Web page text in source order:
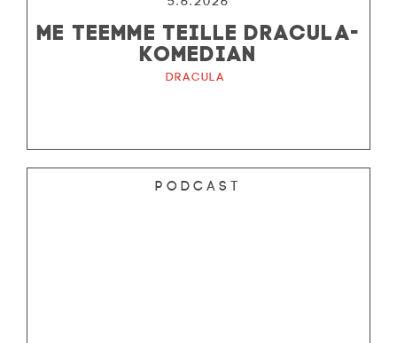
ME TEEMME TEILLE DRACULA-
KOMEDIAN
Dracula
Podcast